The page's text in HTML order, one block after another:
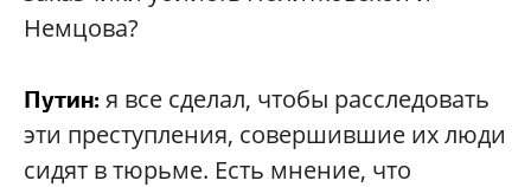
Немцова?
Путин:я все сделал, чтобы расследовать
эти преступления, совершившие их люди
сидят в тюрьме. Есть мнение, что